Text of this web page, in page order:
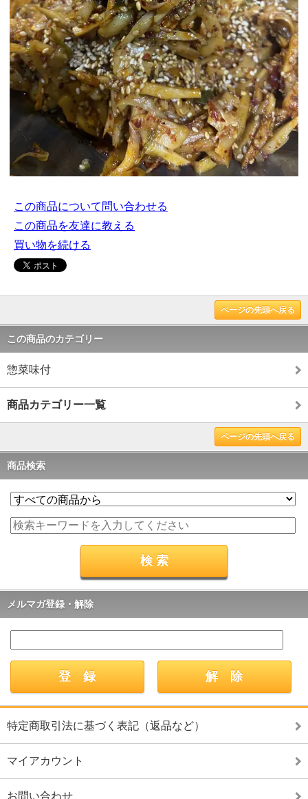
この商品について問い合わせる
この商品を友達に教える
買い物を続ける
ページの先頭へ戻る
この商品のカテゴリー
惣菜味付
商品カテゴリー一覧
ページの先頭へ戻る
商品検索
メルマガ登録・解除
特定商取引法に基づく表記（返品など）
マイアカウント
お問い合わせ